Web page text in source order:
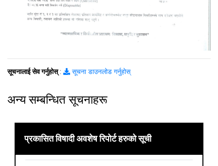
सूचनालाई सेव गर्नुहोस्: सूचना डाउनलोड गर्नुहोस्
अन्य सम्बन्धित सूचनाहरू
प्रकासित विषादी अवशेष रिपोर्ट हरुको सूची